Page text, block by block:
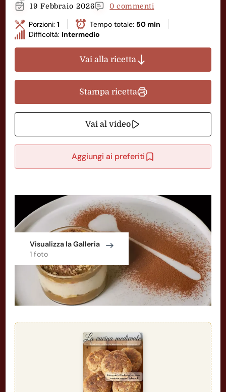
19 Febbraio 2026
0 commenti
Porzioni: 1 Tempo totale: 50 min
Difficoltà: Intermedio
Vai alla ricetta
Stampa ricetta
Vai al video
Aggiungi ai preferiti
Visualizza la Galleria
1 foto